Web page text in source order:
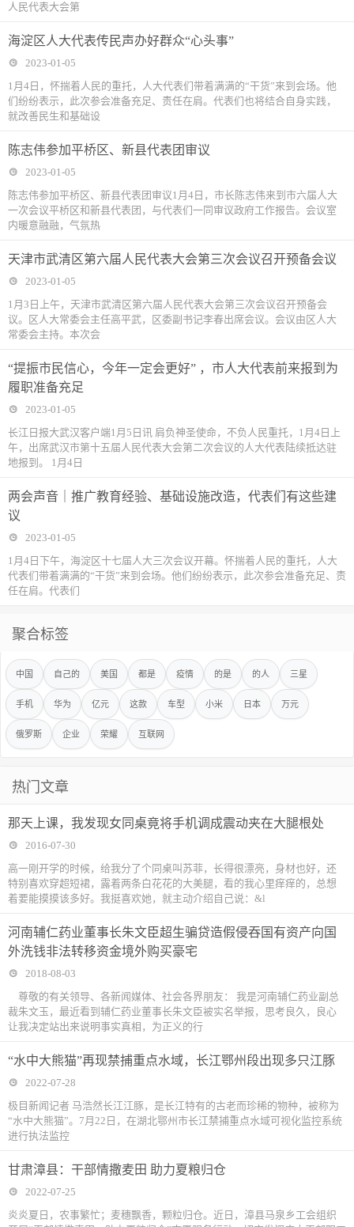
人民代表大会第
海淀区人大代表传民声办好群众“心头事”
2023-01-05
1月4日，怀揣着人民的重托，人大代表们带着满满的“干货”来到会场。他
们纷纷表示，此次参会准备充足、责任在肩。代表们也将结合自身实践，
就改善民生和基础设
陈志伟参加平桥区、新县代表团审议
2023-01-05
陈志伟参加平桥区、新县代表团审议1月4日，市长陈志伟来到市六届人大
一次会议平桥区和新县代表团，与代表们一同审议政府工作报告。会议室
内暖意融融，气氛热
天津市武清区第六届人民代表大会第三次会议召开预备会议
2023-01-05
1月3日上午，天津市武清区第六届人民代表大会第三次会议召开预备会
议。区人大常委会主任高平武，区委副书记李春出席会议。会议由区人大
常委会主持。本次会
“提振市民信心，今年一定会更好” ，市人大代表前来报到为
履职准备充足
2023-01-05
长江日报大武汉客户端1月5日讯 肩负神圣使命，不负人民重托，1月4日上
午，出席武汉市第十五届人民代表大会第二次会议的人大代表陆续抵达驻
地报到。 1月4日
两会声音｜推广教育经验、基础设施改造，代表们有这些建
议
2023-01-05
1月4日下午，海淀区十七届人大三次会议开幕。怀揣着人民的重托，人大
代表们带着满满的“干货”来到会场。他们纷纷表示，此次参会准备充足、责
任在肩。代表们
聚合标签
中国 自己的 美国 都是 疫情 的是 的人 三星
手机 华为 亿元 这款 车型 小米 日本 万元
俄罗斯 企业 荣耀 互联网
热门文章
那天上课，我发现女同桌竟将手机调成震动夹在大腿根处
2016-07-30
高一刚开学的时候，给我分了个同桌叫苏菲，长得很漂亮，身材也好，还
特别喜欢穿超短裙，露着两条白花花的大美腿，看的我心里痒痒的，总想
着要能摸摸该多好。我挺喜欢她，就主动介绍自己说：&l
河南辅仁药业董事长朱文臣超生骗贷造假侵吞国有资产向国
外洗钱非法转移资金境外购买豪宅
2018-08-03
尊敬的有关领导、各新闻媒体、社会各界朋友： 我是河南辅仁药业副总
裁朱文玉，最近看到辅仁药业董事长朱文臣被实名举报，思考良久，良心
让我决定站出来说明事实真相，为正义的行
“水中大熊猫”再现禁捕重点水域，长江鄂州段出现多只江豚
2022-07-28
极目新闻记者 马浩然长江江豚，是长江特有的古老而珍稀的物种，被称为
“水中大熊猫”。7月22日，在湖北鄂州市长江禁捕重点水域可视化监控系统
进行执法监控
甘肃漳县：干部情撒麦田 助力夏粮归仓
2022-07-25
炎炎夏日，农事繁忙；麦穗飘香，颗粒归仓。近日，漳县马泉乡工会组织